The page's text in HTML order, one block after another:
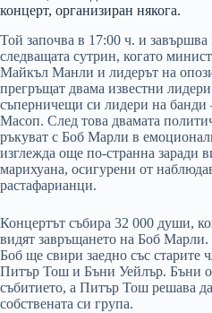
концерт, организиран някога.
Той започва в 17:00 ч. и завършва
следващата сутрин, когато
Майкъл Манли и лидерът на
прегръщат двама известни
съперничещи си лидери на
Масоп. След това двамата
ръкуват с Боб Марли в
изглежда още по-странна заради
марихуана, осигурени от
растафарианци.
Концертът събира 32 000 души,
видят завръщането на Боб Марли.
Боб ще свири заедно със старите
Питър Тош и Бъни Уейлър. Бъни
събитието, а Питър Тош решава
собствената си група.